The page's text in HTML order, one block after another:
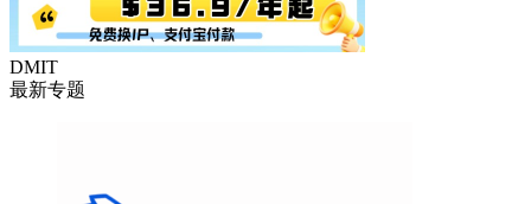
DMIT
最新专题